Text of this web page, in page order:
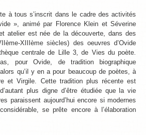
à tous s’inscrit dans le cadre des activités
», animé par Florence Klein et Séverine
atelier est née de la découverte, dans des
XIIIème siècles) des oeuvres d’Ovide
centrale de Lille 3, de Vies du poète.
pour Ovide, de tradition biographique
qu’il y en a pour beaucoup de poètes, à
et Virgile. Cette tradition plus récente est
plus digne d’être étudiée que la vie
paraissent aujourd’hui encore si modernes
se prête encore à l’élaboration